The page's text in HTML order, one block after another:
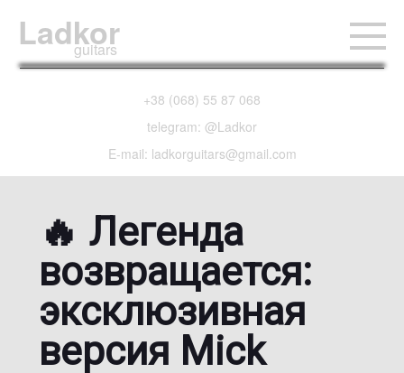
Ladkor
guitars
+38 (068) 55 87 068
telegram: @Ladkor
E-mail: ladkorguitars@gmail.com
🔥 Легенда
возвращается:
эксклюзивная
версия Mick